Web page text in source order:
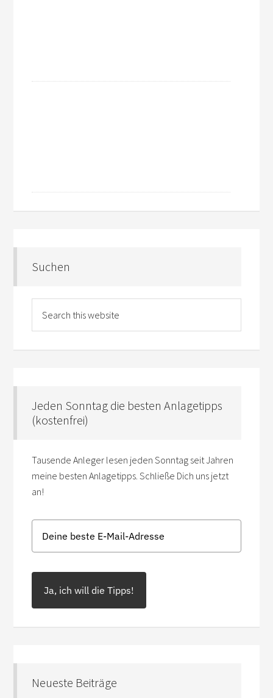
Suchen
Jeden Sonntag die besten Anlagetipps
(kostenfrei)
Tausende Anleger lesen jeden Sonntag seit Jahren
meine besten Anlagetipps. Schließe Dich uns jetzt
an!
Ja, ich will die Tipps!
Neueste Beiträge